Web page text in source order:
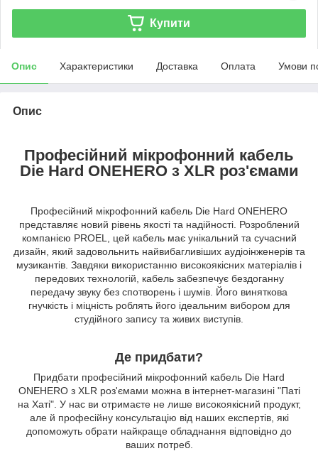
Купити
Опис Характеристики Доставка Оплата Умови
Опис
Професійний мікрофонний кабель
Die Hard ONEHERO з XLR роз'ємами
Професійний мікрофонний кабель Die Hard ONEHERO
представляє новий рівень якості та надійності. Розроблений
компанією PROEL, цей кабель має унікальний та сучасний
дизайн, який задовольнить найвибагливіших аудіоінженерів та
музикантів. Завдяки використанню високоякісних матеріалів і
передових технологій, кабель забезпечує бездоганну
передачу звуку без спотворень і шумів. Його виняткова
гнучкість і міцність роблять його ідеальним вибором для
студійного запису та живих виступів.
Де придбати?
Придбати професійний мікрофонний кабель Die Hard
ONEHERO з XLR роз'ємами можна в інтернет-магазині "Паті
на Хаті". У нас ви отримаєте не лише високоякісний продукт,
але й професійну консультацію від наших експертів, які
допоможуть обрати найкраще обладнання відповідно до
ваших потреб.